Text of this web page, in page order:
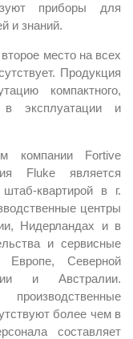
приборы для
и знаний.
место на всех
Продукция
компактного,
в эксплуатации и
компании Fortive
Fluke является
квартирой в г.
центры
Нидерландах и в
и сервисные
Северной
и Австралии.
более чем в
составляет